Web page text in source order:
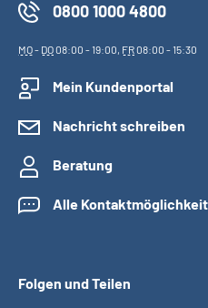
0800 1000 4800
MO- DO08:00 - 19:00, FR08:00 - 15:30
Mein Kundenportal
Nachricht schreiben
Beratung
Alle
Folgen und Teilen